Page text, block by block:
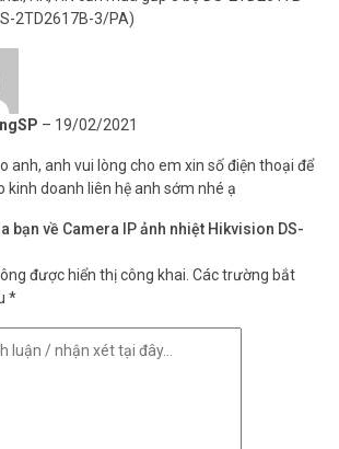
c/VuhoangTVChannel
2TD2617B-3/PA)
– 19/02/2021
anh, anh vui lòng cho em xin số điện thoại để
kinh doanh liên hệ anh sớm nhé ạ
bạn về Camera IP ảnh nhiệt Hikvision DS-
được hiển thị công khai. Các trường bắt
*